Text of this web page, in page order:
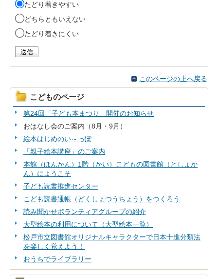
たどり着きやすい
どちらともいえない
たどり着きにくい
このページの上へ戻る
こどものページ
第24回「子ども本まつり」開催のお知らせ
おはなし会のご案内（8月・9月）
絵本はじめのい～っぽ
「親子絵本講座」のご案内
本館（ほんかん）1階（かい）こどもの図書館（としょか
ん）にようこそ
子ども読書推進センター
こども読書通帳（どくしょつうちょう）をつくろう
読み聞かせボランティアグループの紹介
大型絵本の利用について（大型絵本一覧）
松戸市立図書館オリジナルキャラクターで日本十進分類法
を楽しく覚えよう！
おうちでライブラリー